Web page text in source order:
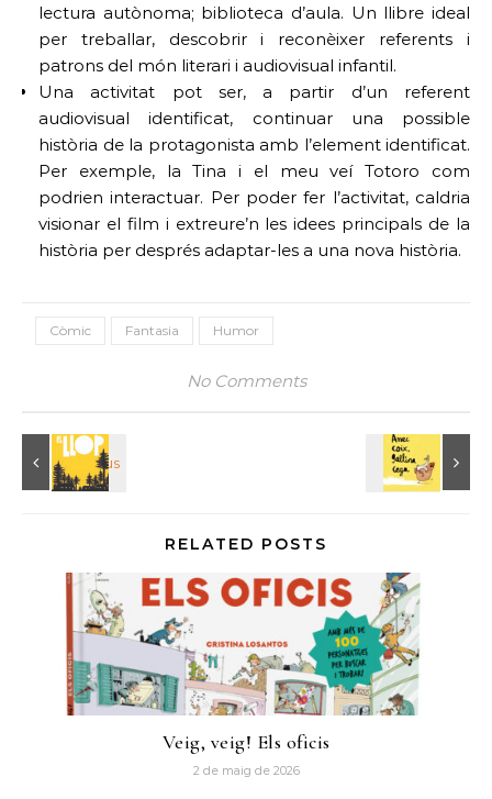
lectura autònoma; biblioteca d’aula. Un llibre ideal
per treballar, descobrir i reconèixer referents i
patrons del món literari i audiovisual infantil.
Una activitat pot ser, a partir d’un referent
audiovisual identificat, continuar una possible
història de la protagonista amb l’element identificat.
Per exemple, la Tina i el meu veí Totoro com
podrien interactuar. Per poder fer l’activitat, caldria
visionar el film i extreure’n les idees principals de la
història per després adaptar-les a una nova història.
Còmic Fantasia Humor
No Comments
RELATED POSTS
Veig, veig! Els oficis
2 de maig de 2026